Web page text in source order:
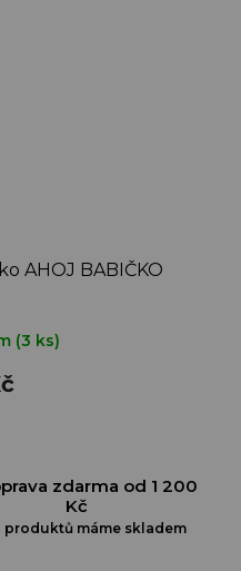
AHOJ BABIČKO
(3 ks)
zdarma od 1 200
Kč
produktů máme skladem